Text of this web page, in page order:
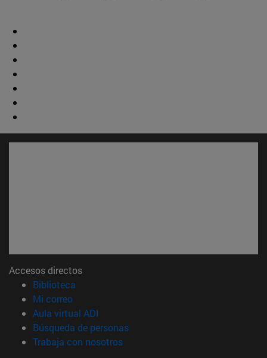
Accesos directos
Biblioteca
Mi correo(abre en nueva ventana)
Aula virtual ADI
Búsqueda de personas(abre en nueva ventana)
Trabaja con nosotros(abre en nueva ventana)